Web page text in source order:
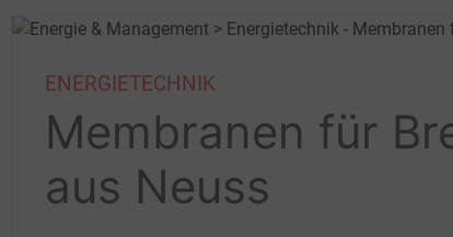
ENERGIETECHNIK
Membranen für
aus Neuss